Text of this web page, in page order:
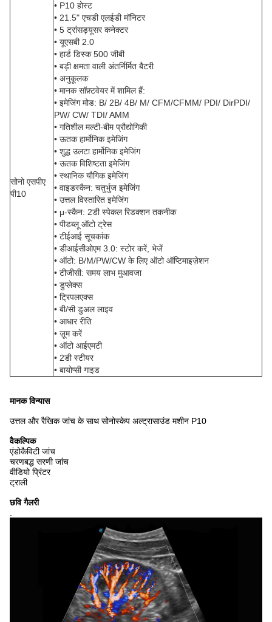
सोनो एसपीए
पी10
• P10 होस्ट
• 21.5" एचडी एलईडी मॉनिटर
• 5 ट्रांसड्यूसर कनेक्टर
• यूएसबी 2.0
• हार्ड डिस्क 500 जीबी
• बड़ी क्षमता वाली अंतर्निर्मित बैटरी
• अनुकूलक
• मानक सॉफ़्टवेयर में शामिल हैं:
• इमेजिंग मोड: B/ 2B/ 4B/ M/ CFM/CFMM/ PDI/ DirPDI/
PW/ CW/ TDI/ AMM
• गतिशील मल्टी-बीम प्रौद्योगिकी
• ऊतक हार्मोनिक इमेजिंग
• शुद्ध उलटा हार्मोनिक इमेजिंग
• ऊतक विशिष्टता इमेजिंग
• स्थानिक यौगिक इमेजिंग
• वाइडस्कैन: चतुर्भुज इमेजिंग
• उत्तल विस्तारित इमेजिंग
• μ-स्कैन: 2डी स्पेकल रिडक्शन तकनीक
• पीडब्लू ऑटो ट्रेस
• टीईआई सूचकांक
• डीआईसीओएम 3.0: स्टोर करें, भेजें
• ऑटो: B/M/PW/CW के लिए ऑटो ऑप्टिमाइज़ेशन
• टीजीसी: समय लाभ मुआवजा
• डुप्लेक्स
• ट्रिपलएक्स
• बी/सी डुअल लाइव
• आधार रीति
• ज़ूम करें
• ऑटो आईएमटी
• 2डी स्टीयर
• बायोप्सी गाइड
मानक विन्यास
उत्तल और रैखिक जांच के साथ सोनोस्केप अल्ट्रासाउंड मशीन P10
वैकल्पिक
एंडोकैविटी जांच
चरणबद्ध सरणी जांच
वीडियो प्रिंटर
ट्राली
छवि गैलरी